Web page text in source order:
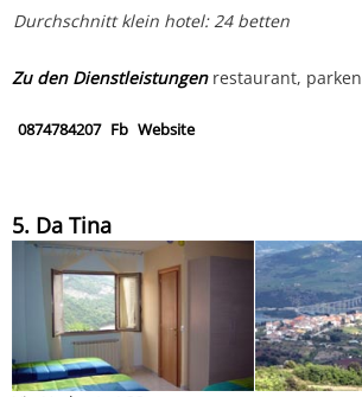
Durchschnitt klein hotel: 24 betten
Zu den Dienstleistungenrestaurant, parken
0874784207 Fb Website
5. Da Tina